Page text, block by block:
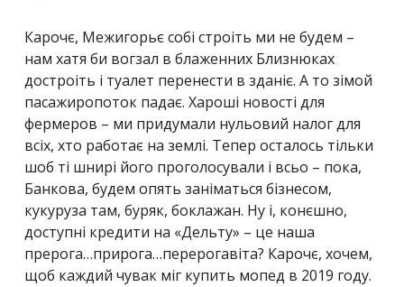
Карочє, Межигорьє собі строіть ми не будем –
нам хатя би вогзал в блаженних Близнюках
достроіть і туалет перенести в зданіє. А то зімой
пасажиропоток падає. Хароші новості для
фермеров – ми придумали нульовий налог для
всіх, хто работає на землі. Тепер осталось тільки
шоб ті шнирі його проголосували і всьо – пока,
Банкова, будем опять заніматься бізнесом,
кукуруза там, буряк, боклажан. Ну і, конєшно,
доступні кредити на «Дельту» – це наша
прерога…прирога…перерогавіта? Карочє, хочем,
щоб каждий чувак міг купить мопед в 2019 году.